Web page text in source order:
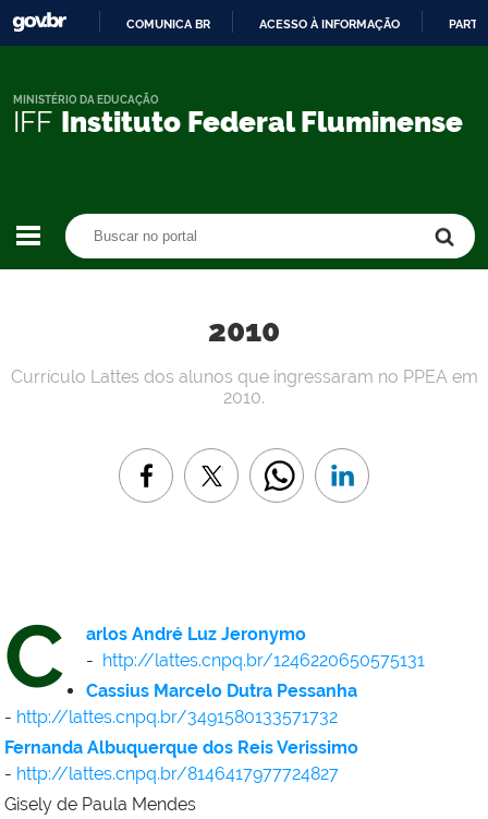
CONTEÚDO
COMUNICA BR ACESSO À INFORMAÇÃO
IFF Instituto Federal Fluminense
MINISTÉRIO DA EDUCAÇÃO
2010
Currículo Lattes dos alunos que ingressaram no PPEA em
2010.
C
arlos André Luz Jeronymo
- http://lattes.cnpq.br/1246220650575131
Cassius Marcelo Dutra Pessanha
- http://lattes.cnpq.br/3491580133571732
Fernanda Albuquerque dos Reis Verissimo
- http://lattes.cnpq.br/8146417977724827
Gisely de Paula Mendes